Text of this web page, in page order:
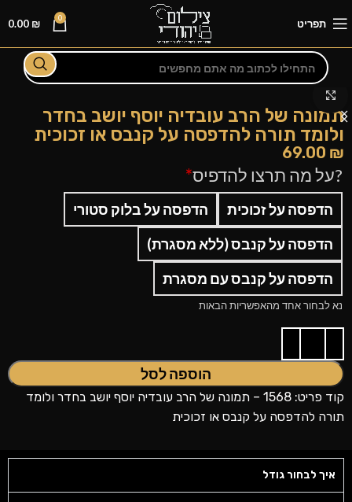
תפריט 0
0.00 ₪
תמונה של הרב עובדיה יוסף יושב בחדר
ולומד תורה להדפסה על קנבס או זכוכית
69.00 ₪
?על מה תרצו להדפיס*
הדפסה על זכוכית
הדפסה על בלוק סטורי
הדפסה על קנבס (ללא מסגרת)
הדפסה על קנבס עם מסגרת
נא לבחור אחד מהאפשריות הבאות
הוספה לסל
קוד פריט: 1568 – תמונה של הרב עובדיה יוסף יושב בחדר ולומד
תורה להדפסה על קנבס או זכוכית
איך לבחור גודל